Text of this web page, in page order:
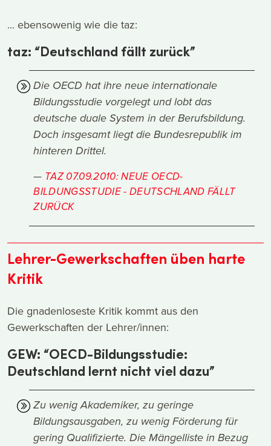
... ebensowenig wie die taz:
taz: “Deutschland fällt zurück”
Die OECD hat ihre neue internationale
Bildungsstudie vorgelegt und lobt das
deutsche duale System in der Berufsbildung.
Doch insgesamt liegt die Bundesrepublik im
hinteren Drittel.
TAZ 07.09.2010: NEUE OECD-
BILDUNGSSTUDIE - DEUTSCHLAND FÄLLT
ZURÜCK
Lehrer-Gewerkschaften üben harte
Kritik
Die gnadenloseste Kritik kommt aus den
Gewerkschaften der Lehrer/innen:
GEW: “OECD-Bildungsstudie:
Deutschland lernt nicht viel dazu”
Zu wenig Akademiker, zu geringe
Bildungsausgaben, zu wenig Förderung für
gering Qualifizierte. Die Mängelliste in Bezug